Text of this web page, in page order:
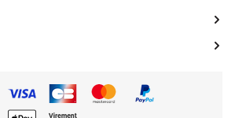
mon compte client